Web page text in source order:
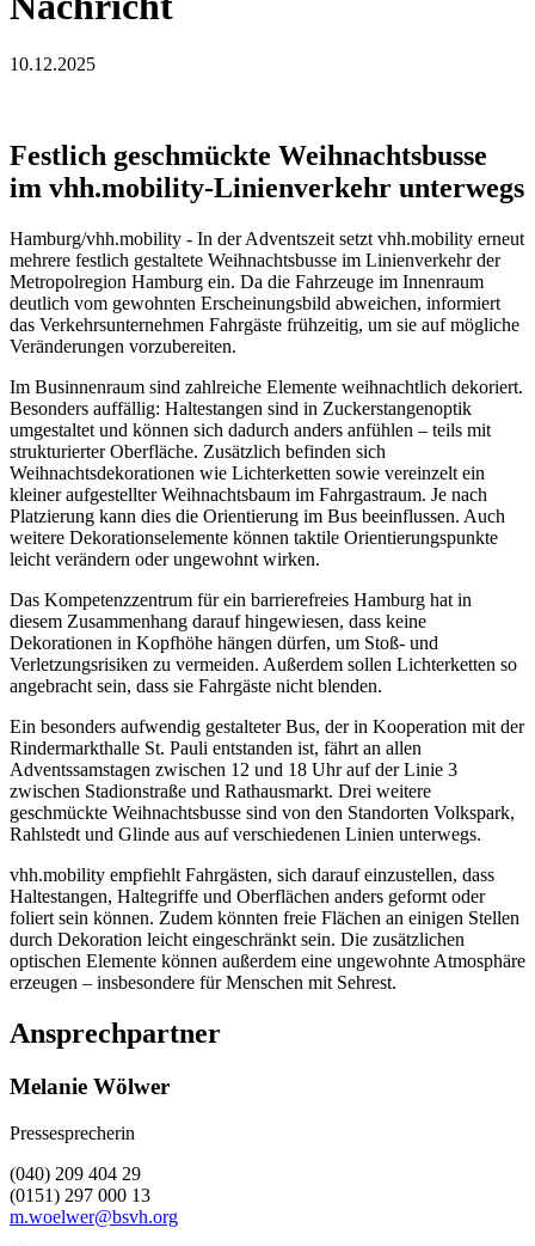
10.12.2025
Festlich geschmückte Weihnachtsbusse
im vhh.mobility-Linienverkehr unterwegs
Hamburg/vhh.mobility - In der Adventszeit setzt vhh.mobility erneut
mehrere festlich gestaltete Weihnachtsbusse im Linienverkehr der
Metropolregion Hamburg ein. Da die Fahrzeuge im Innenraum
deutlich vom gewohnten Erscheinungsbild abweichen, informiert
das Verkehrsunternehmen Fahrgäste frühzeitig, um sie auf mögliche
Veränderungen vorzubereiten.
Im Businnenraum sind zahlreiche Elemente weihnachtlich dekoriert.
Besonders auffällig: Haltestangen sind in Zuckerstangenoptik
umgestaltet und können sich dadurch anders anfühlen – teils mit
strukturierter Oberfläche. Zusätzlich befinden sich
Weihnachtsdekorationen wie Lichterketten sowie vereinzelt ein
kleiner aufgestellter Weihnachtsbaum im Fahrgastraum. Je nach
Platzierung kann dies die Orientierung im Bus beeinflussen. Auch
weitere Dekorationselemente können taktile Orientierungspunkte
leicht verändern oder ungewohnt wirken.
Das Kompetenzzentrum für ein barrierefreies Hamburg hat in
diesem Zusammenhang darauf hingewiesen, dass keine
Dekorationen in Kopfhöhe hängen dürfen, um Stoß- und
Verletzungsrisiken zu vermeiden. Außerdem sollen Lichterketten so
angebracht sein, dass sie Fahrgäste nicht blenden.
Ein besonders aufwendig gestalteter Bus, der in Kooperation mit der
Rindermarkthalle St. Pauli entstanden ist, fährt an allen
Adventssamstagen zwischen 12 und 18 Uhr auf der Linie 3
zwischen Stadionstraße und Rathausmarkt. Drei weitere
geschmückte Weihnachtsbusse sind von den Standorten Volkspark,
Rahlstedt und Glinde aus auf verschiedenen Linien unterwegs.
vhh.mobility empfiehlt Fahrgästen, sich darauf einzustellen, dass
Haltestangen, Haltegriffe und Oberflächen anders geformt oder
foliert sein können. Zudem könnten freie Flächen an einigen Stellen
durch Dekoration leicht eingeschränkt sein. Die zusätzlichen
optischen Elemente können außerdem eine ungewohnte Atmosphäre
erzeugen – insbesondere für Menschen mit Sehrest.
Ansprechpartner
Melanie Wölwer
Pressesprecherin
(040) 209 404 29
(0151) 297 000 13
m.woelwer@bsvh.org